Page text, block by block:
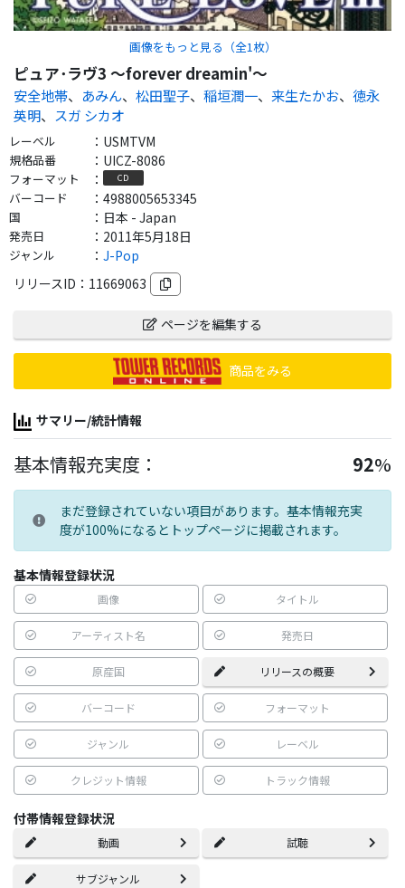
画像をもっと見る（全1 枚）
ピュア･ラヴ3 ～forever dreamin'～
安全地帯、 あみん、 松田聖子、 稲垣潤一、 来生たかお、 徳永
英明、 スガ シカオ
レーベル ： USMTVM
規格品番 ： UICZ-8086
フォーマット ： CD
バーコード ： 4988005653345
国 ： 日本 - Japan
発売日 ： 2011年5月18日
ジャンル ： J-Pop
リリースID： 11669063
ページを編集する
商品をみる
サマリー/統計情報
基本情報充実度： 92%
まだ登録されていない項目があります。基本情報充実
度が100%になるとトップページに掲載されます。
基本情報登録状況
画像 タイトル
アーティスト名 発売日
原産国 リリースの概要
バーコード フォーマット
ジャンル レーベル
クレジット情報 トラック情報
付帯情報登録状況
動画 試聴
サブジャンル